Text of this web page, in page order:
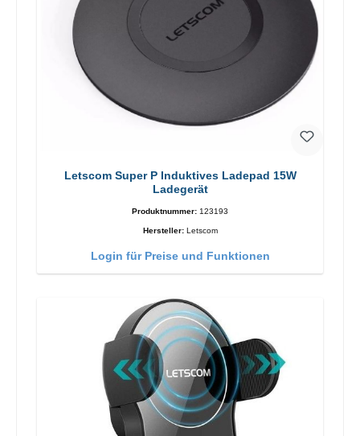
Letscom Super P Induktives Ladepad 15W
Ladegerät
Produktnummer: 123193
Hersteller: Letscom
Login für Preise und Funktionen